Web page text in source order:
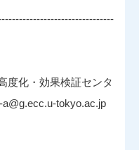
化・効果検証センタ
tokyo.ac.jp